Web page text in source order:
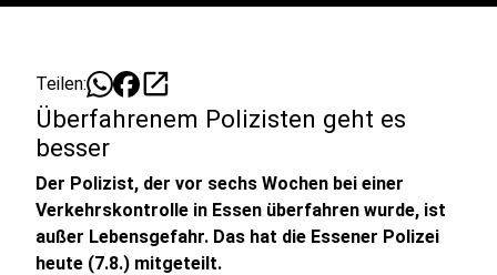
Teilen: open_in_new
Überfahrenem Polizisten geht es
besser
Der Polizist, der vor sechs Wochen bei einer
Verkehrskontrolle in Essen überfahren wurde, ist
außer Lebensgefahr. Das hat die Essener Polizei
heute (7.8.) mitgeteilt.